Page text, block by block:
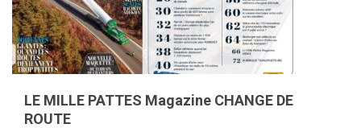
LE MILLE PATTES Magazine CHANGE DE
ROUTE